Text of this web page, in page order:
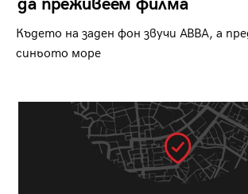
Където на заден фон звучи ABBA, а
синьото море